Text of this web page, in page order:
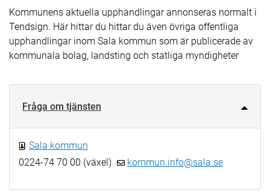
Kommunens aktuella upphandlingar annonseras normalt i
Tendsign. Här hittar du hittar du även övriga offentliga
upphandlingar inom Sala kommun som är publicerade av
kommunala bolag, landsting och statliga myndigheter
Fråga om tjänsten
Sala kommun
0224-74 70 00 (växel)
kommun.info@sala.se